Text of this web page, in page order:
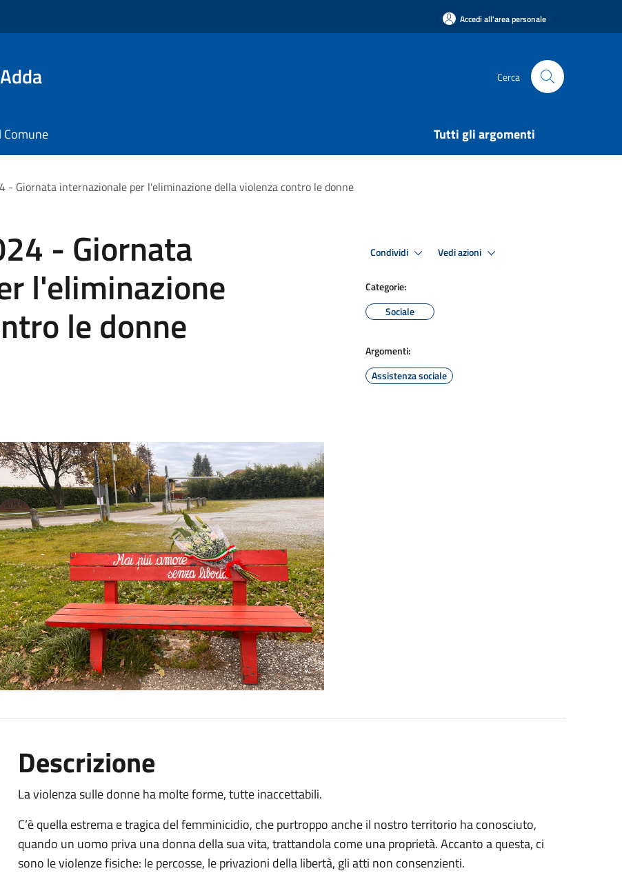
Accedi all'area personale
Cerca
Comune Tutti gli argomenti
- Giornata internazionale per l'eliminazione della violenza contro le donne
- Giornata
l'eliminazione
le donne
Condividi Vedi azioni
Categorie:
Sociale
Argomenti:
Assistenza sociale
Descrizione
La violenza sulle donne ha molte forme, tutte inaccettabili.
C’è quella estrema e tragica del femminicidio, che purtroppo anche il nostro territorio ha conosciuto,
quando un uomo priva una donna della sua vita, trattandola come una proprietà. Accanto a questa, ci
sono le violenze fisiche: le percosse, le privazioni della libertà, gli atti non consenzienti.